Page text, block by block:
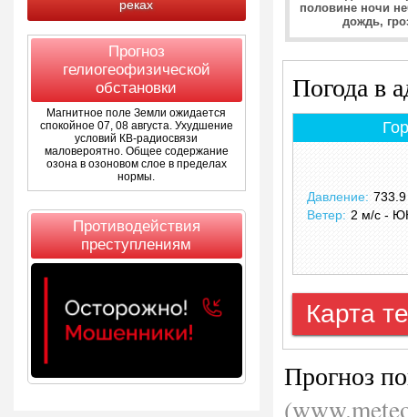
реках
Прогноз
гелиогеофизической
обстановки
Магнитное поле Земли ожидается
спокойное 07, 08 августа. Ухудшение
условий КВ-радиосвязи
маловероятно. Общее содержание
озона в озоновом слое в пределах
нормы.
Противодействия
преступлениям
половине ночи
дождь,
Погода в
Кемерово
+ 18.3 °C
Ветер: 1 м/с - ЗЮЗ
Станция:
Данные за 07/08/2026 01:00
Давление:
Ветер: 2 м/с -
Карта
Прогноз